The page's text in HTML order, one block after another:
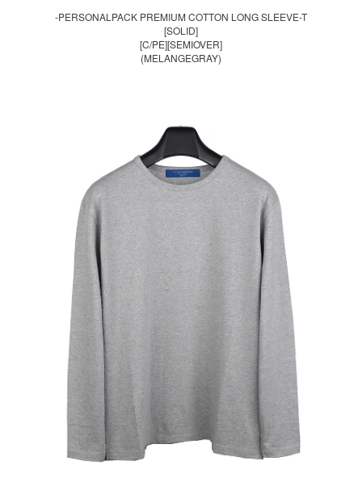
-PERSONALPACK PREMIUM COTTON LONG SLEEVE-T
[SOLID]
[C/PE][SEMIOVER]
(MELANGEGRAY)